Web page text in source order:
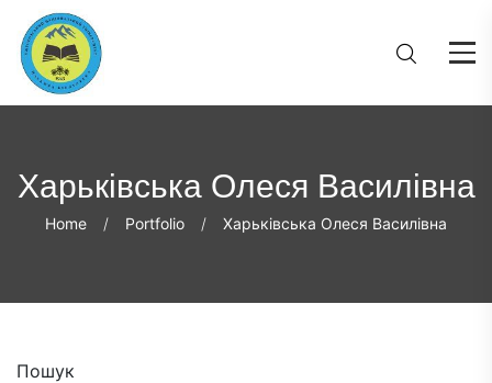
Харьківська Олеся Василівна
Home Portfolio Харьківська Олеся Василівна
Пошук